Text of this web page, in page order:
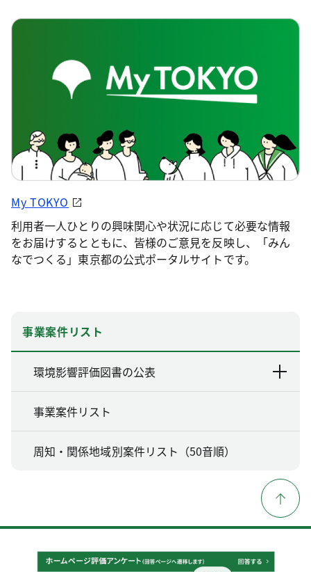
My TOKYO
利用者一人ひとりの興味関心や状況に応じて必要な情報
をお届けするとともに、皆様のご意見を反映し、「みん
なでつくる」東京都の公式ポータルサイトです。
事業案件リスト
環境影響評価図書の公表
事業案件リスト
周知・関係地域別案件リスト（50音順）